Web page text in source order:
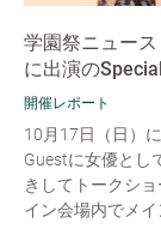
学園祭ニュー
に出演の
開催レポート
10月17日（日）
Guestに女優とし
きしてトークシ
イン会場内でメイ